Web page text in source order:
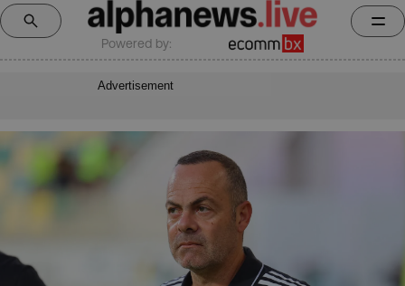
Powered by:
Advertisement